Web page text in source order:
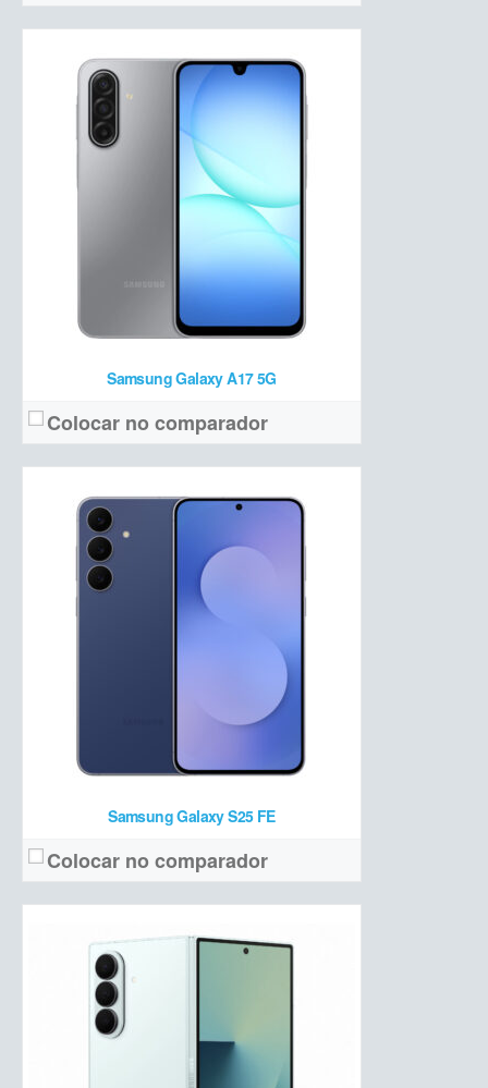
Samsung Galaxy A17 5G
Colocar no comparador
Samsung Galaxy S25 FE
Colocar no comparador
Tela:Dynamic AMOLED 2X 6,7 polegadas Full HD+ 120 Hz
Câmera:50 MP + 12 MP ultrawide + 8 MP teleobjetiva + 12 MP frontal
Hardware:
Exynos 2400 + 8 GB de RAM + 256/512 GB de armazenamento
4900 mAh
Preço de lançamento:a partir de R$ 5.499 (256 GB)
Tela:Dynamic LTPO AMOLED 2X FHD+ 120 Hz (8" interna) (6,5" externa)
Câmera:200 MP + 10 MP teleobjetiva + 12 MP ultrawide + 10 MP frontal (externa) + 10 MP frontal (interna)
Hardware:
Snapdragon 8 Elite + 12/16 GB de RAM + 512 GB/1 TB de armazenamento
Bateria:
4400 mAh
R$ 14.599
6,9" Dynamic LTPO AMOLED 2X Full HD+ 120 Hz + 4,1" Super AMOLED (externa)
Câmera:50 MP + 12 MP ultrawide + 10 MP frontal
Hardware: